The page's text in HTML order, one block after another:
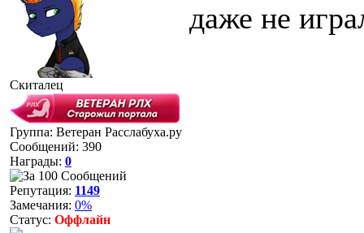
Скиталец
Группа: Ветеран Расслабуха.ру
Сообщений: 390
Награды: 0
Репутация: 1149
Замечания: 0%
Статус: Оффлайн
даже не